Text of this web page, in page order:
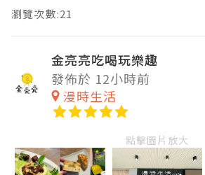
瀏覽次數:21
金亮亮吃喝玩樂趣
發佈於 12小時前
漫時生活
點擊圖片放大